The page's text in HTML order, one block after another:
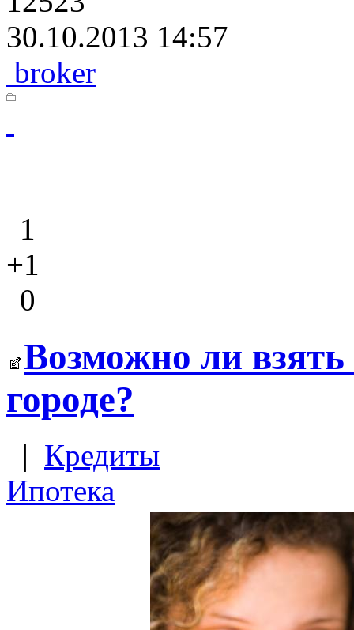
30.10.2013 14:57
broker
1
+1
0
Возможно ли
городе?
| Кредиты
Ипотека